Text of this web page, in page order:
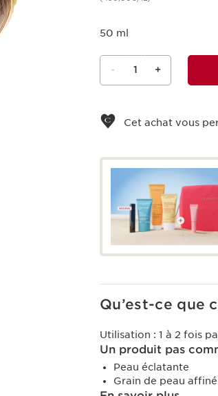
50 ml
- 1 +
Cet achat vous
Qu’est-ce que
Utilisation : 1 à 2 fois
Un produit pas
Peau éclatante
Grain de peau